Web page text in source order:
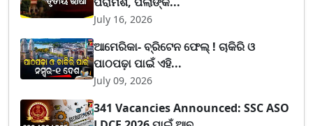
July 16, 2026
ଆମେରିକା- ବ୍ରିଟେନ ଫେଲ୍ ! ଚାକିରି ଓ
ପାଠପଢ଼ା ପାଇଁ ଏହି...
July 09, 2026
341 Vacancies Announced: SSC ASO